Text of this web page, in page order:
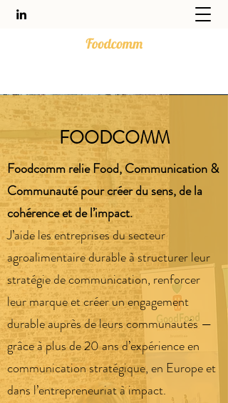
FOODCOMM
Foodcomm relie Food, Communication &
Communauté pour créer du sens, de la
cohérence et de l’impact.
J’aide les entreprises du secteur
agroalimentaire durable à structurer leur
stratégie de communication, renforcer
leur marque et créer un engagement
durable auprès de leurs communautés —
grâce à plus de 20 ans d’expérience en
communication stratégique, en Europe et
dans l’entrepreneuriat à impact.